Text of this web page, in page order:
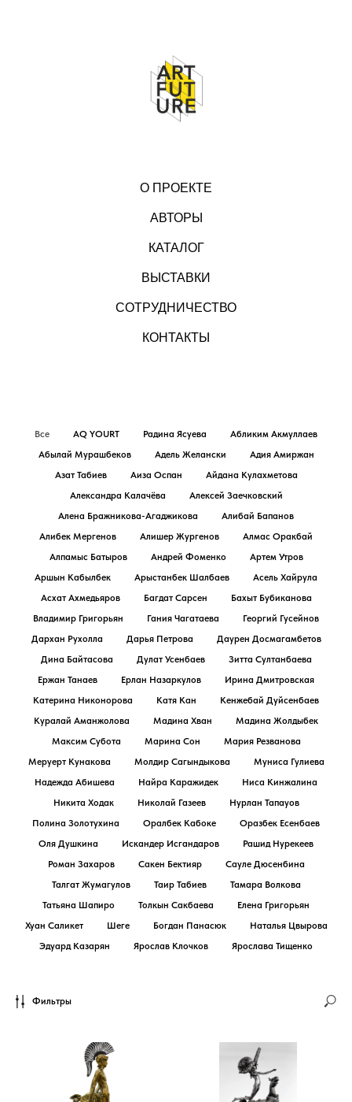
О ПРОЕКТЕ
АВТОРЫ
КАТАЛОГ
ВЫСТАВКИ
СОТРУДНИЧЕСТВО
КОНТАКТЫ
Все AQ YOURT Радина Ясуева
Абликим Акмуллаев
Абылай Мурашбеков
Адель Желански
Адия Амиржан
Азат Табиев
Аиза Оспан
Айдана Кулахметова
Александра Калачёва
Алексей Заечковский
Алена Бражникова-Агаджикова
Алибай Бапанов
Алибек Мергенов
Алишер Жургенов
Алмас Оракбай
Алпамыс Батыров
Андрей Фоменко
Артем Утров
Аршын Кабылбек
Арыстанбек Шалбаев
Асель Хайрула
Асхат Ахмедьяров
Багдат Сарсен
Бахыт Бубиканова
Владимир Григорьян
Гания Чагатаева
Георгий Гусейнов
Дархан Рухолла
Дарья Петрова
Даурен Досмагамбетов
Дина Байтасова
Дулат Усенбаев
Зитта Султанбаева
Ержан Танаев
Ерлан Назаркулов
Ирина Дмитровская
Катерина Никонорова
Катя Кан
Кенжебай Дуйсенбаев
Куралай Аманжолова
Мадина Хван
Мадина Жолдыбек
Максим Субота
Марина Сон
Мария Резванова
Меруерт Кунакова
Молдир Сагындыкова
Муниса Гулиева
Надежда Абишева
Найра Каражидек
Ниса Кинжалина
Никита Ходак
Николай Газеев
Нурлан Тапауов
Полина Золотухина
Оралбек Кабоке
Оразбек Есенбаев
Оля Душкина
Искандер Исгандаров
Рашид Нурекеев
Роман Захаров
Сакен Бектияр
Сауле Дюсенбина
Талгат Жумагулов
Таир Табиев
Тамара Волкова
Татьяна Шапиро
Толкын Сакбаева
Елена Григорьян
Хуан Саликет
Шеге Богдан Панасюк
Наталья Цвырова
Эдуард Казарян
Ярослав Клочков Ярослава Тищенко
Фильтры